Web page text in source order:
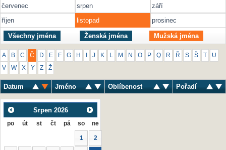
červenec
srpen
září
říjen
listopad prosinec
Všechny jména Ženská jména Mužská jména
A B C Č D E F G H J K M N O P Q R Ř S Š U
V W X Y Z Ž
Datum Jméno Oblíbenost Pořadí
Srpen 2026
po út st čt pá so ne
1 2